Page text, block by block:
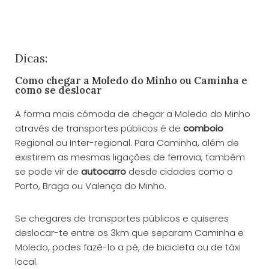
Dicas:
Como chegar a Moledo do Minho ou Caminha e
como se deslocar
A forma mais cómoda de chegar a Moledo do Minho
através de transportes públicos é de comboio
Regional ou Inter-regional. Para Caminha, além de
existirem as mesmas ligações de ferrovia, também
se pode vir de autocarro desde cidades como o
Porto, Braga ou Valença do Minho.
Se chegares de transportes públicos e quiseres
deslocar-te entre os 3km que separam Caminha e
Moledo, podes fazê-lo a pé, de bicicleta ou de táxi
local.